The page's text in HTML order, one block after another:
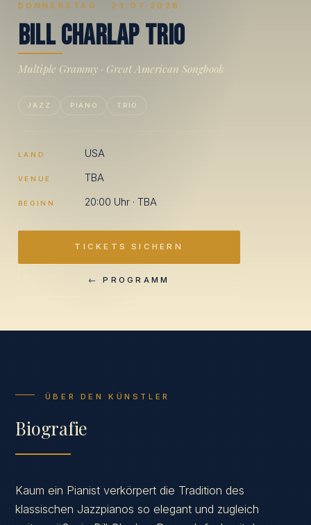
DONNERSTAG · 23.07.2026
Bill CharlapTrio
Multiple Grammy · Great American Songbook
JAZZ PIANO TRIO
LAND USA
VENUE TBA
BEGINN 20:00 Uhr · TBA
TICKETS SICHERN
← PROGRAMM
ÜBER DEN KÜNSTLER
Biografie
Kaum ein Pianist verkörpert die Tradition des
klassischen Jazzpianos so elegant und zugleich